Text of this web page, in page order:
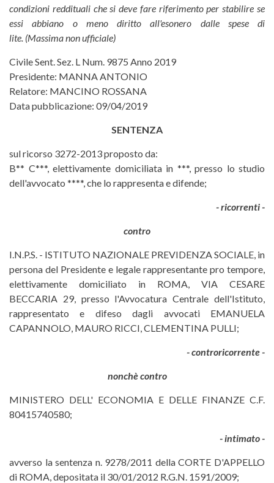
condizioni reddituali che si deve fare riferimento per stabilire se
essi abbiano o meno diritto all'esonero dalle spese di
lite. (Massima non ufficiale)
Civile Sent. Sez. L Num. 9875 Anno 2019
Presidente: MANNA ANTONIO
Relatore: MANCINO ROSSANA
Data pubblicazione: 09/04/2019
SENTENZA
sul ricorso 3272-2013 proposto da:
B** C***, elettivamente domiciliata in ***, presso lo studio
dell'avvocato ****, che lo rappresenta e difende;
- ricorrenti -
contro
I.N.P.S. - ISTITUTO NAZIONALE PREVIDENZA SOCIALE, in
persona del Presidente e legale rappresentante pro tempore,
elettivamente domiciliato in ROMA, VIA CESARE
BECCARIA 29, presso l'Avvocatura Centrale dell'Istituto,
rappresentato e difeso dagli avvocati EMANUELA
CAPANNOLO, MAURO RICCI, CLEMENTINA PULLI;
- controricorrente -
nonchè contro
MINISTERO DELL' ECONOMIA E DELLE FINANZE C.F.
80415740580;
- intimato -
avverso la sentenza n. 9278/2011 della CORTE D'APPELLO
di ROMA, depositata il 30/01/2012 R.G.N. 1591/2009;